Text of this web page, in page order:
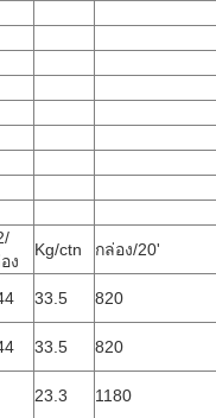
ง
Kg/ctn
กล่อง/20'
33.5
820
33.5
820
23.3 1180